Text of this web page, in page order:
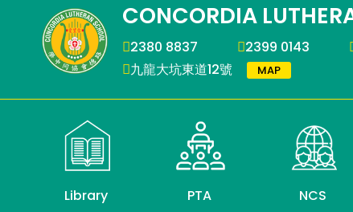
CONCORDIA
2380 8837 2399 0143
九龍大坑東道12號
MAP
Library PTA NCS